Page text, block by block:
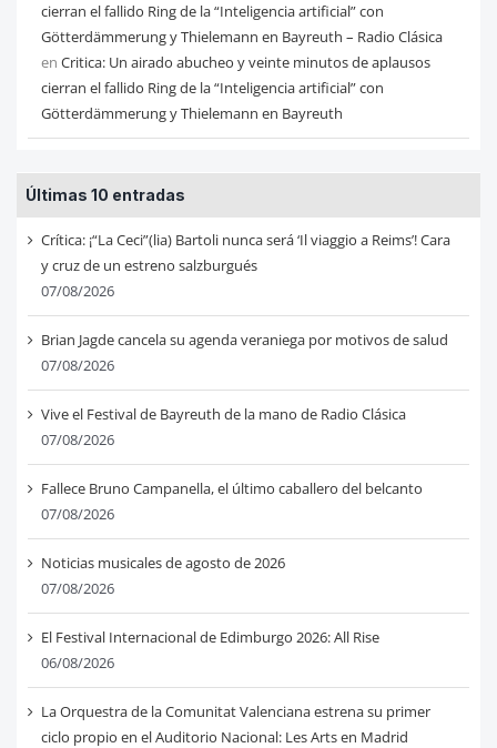
cierran el fallido Ring de la “Inteligencia artificial” con
Götterdämmerung y Thielemann en Bayreuth – Radio Clásica
en Critica: Un airado abucheo y veinte minutos de aplausos
cierran el fallido Ring de la “Inteligencia artificial” con
Götterdämmerung y Thielemann en Bayreuth
Últimas 10 entradas
Crítica: ¡“La Ceci”(lia) Bartoli nunca será ‘Il viaggio a Reims’! Cara
y cruz de un estreno salzburgués
07/08/2026
Brian Jagde cancela su agenda veraniega por motivos de salud
07/08/2026
Vive el Festival de Bayreuth de la mano de Radio Clásica
07/08/2026
Fallece Bruno Campanella, el último caballero del belcanto
07/08/2026
Noticias musicales de agosto de 2026
07/08/2026
El Festival Internacional de Edimburgo 2026: All Rise
06/08/2026
La Orquestra de la Comunitat Valenciana estrena su primer
ciclo propio en el Auditorio Nacional: Les Arts en Madrid